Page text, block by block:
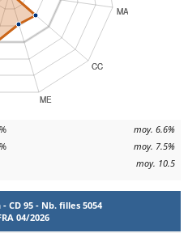
moy. 6.6%
moy. 7.5%
moy. 10.5
CD 95 - Nb. filles 5054
04/2026